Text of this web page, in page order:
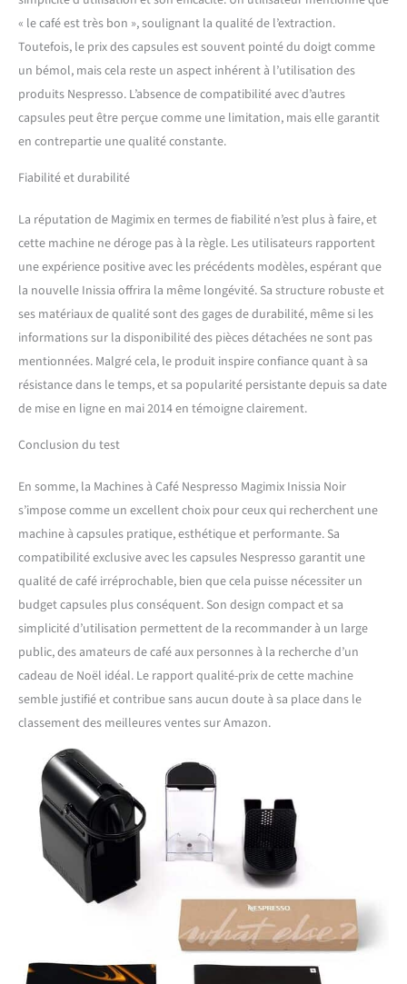
« le café est très bon », soulignant la qualité de l’extraction.
Toutefois, le prix des capsules est souvent pointé du doigt comme
un bémol, mais cela reste un aspect inhérent à l’utilisation des
produits Nespresso. L’absence de compatibilité avec d’autres
capsules peut être perçue comme une limitation, mais elle garantit
en contrepartie une qualité constante.
Fiabilité et durabilité
La réputation de Magimix en termes de fiabilité n’est plus à faire, et
cette machine ne déroge pas à la règle. Les utilisateurs rapportent
une expérience positive avec les précédents modèles, espérant que
la nouvelle Inissia offrira la même longévité. Sa structure robuste et
ses matériaux de qualité sont des gages de durabilité, même si les
informations sur la disponibilité des pièces détachées ne sont pas
mentionnées. Malgré cela, le produit inspire confiance quant à sa
résistance dans le temps, et sa popularité persistante depuis sa date
de mise en ligne en mai 2014 en témoigne clairement.
Conclusion du test
En somme, la Machines à Café Nespresso Magimix Inissia Noir
s’impose comme un excellent choix pour ceux qui recherchent une
machine à capsules pratique, esthétique et performante. Sa
compatibilité exclusive avec les capsules Nespresso garantit une
qualité de café irréprochable, bien que cela puisse nécessiter un
budget capsules plus conséquent. Son design compact et sa
simplicité d’utilisation permettent de la recommander à un large
public, des amateurs de café aux personnes à la recherche d’un
cadeau de Noël idéal. Le rapport qualité-prix de cette machine
semble justifié et contribue sans aucun doute à sa place dans le
classement des meilleures ventes sur Amazon.